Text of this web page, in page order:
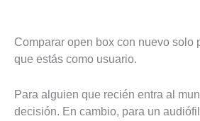
Comparar open box con nuevo solo
que estás como usuario.
Para alguien que recién entra al
decisión. En cambio, para un